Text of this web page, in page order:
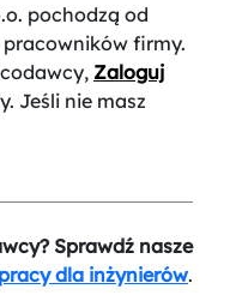
pochodzą od
pracowników firmy.
Zaloguj
Jeśli nie masz
Sprawdź nasze
dla inżynierów.